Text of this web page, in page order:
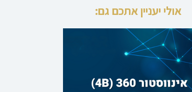
אולי יעניין אתכם גם: